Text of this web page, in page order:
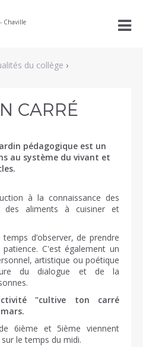

du collège ›
CARRÉ
pédagogique est un
au système du vivant et
à la connaissance des
des aliments à cuisiner et
d’observer, de prendre
C'est également un
artistique ou poétique
du dialogue et de la
"cultive ton carré
6ième et 5ième viennent
le temps du midi.